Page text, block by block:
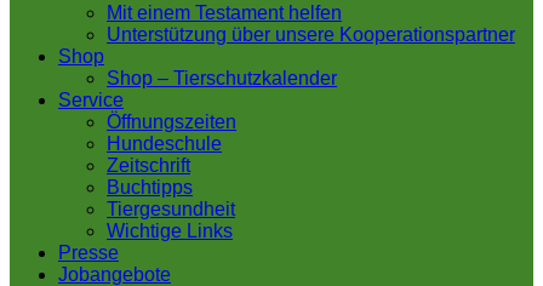
Mit einem Testament helfen
Unterstützung über unsere Kooperationspartner
Shop
Shop – Tierschutzkalender
Service
Öffnungszeiten
Hundeschule
Zeitschrift
Buchtipps
Tiergesundheit
Wichtige Links
Presse
Jobangebote